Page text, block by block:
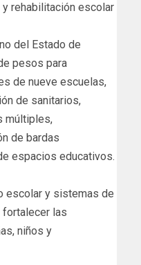
rehabilitación escolar
del Estado de
pesos para
de nueve escuelas,
de sanitarios,
múltiples,
de bardas
espacios educativos.
escolar y sistemas de
fortalecer las
niños y